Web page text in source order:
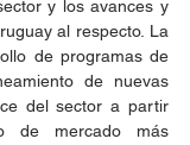
y los avances y
al respecto. La
de programas de
de nuevas
del sector a partir
de mercado más